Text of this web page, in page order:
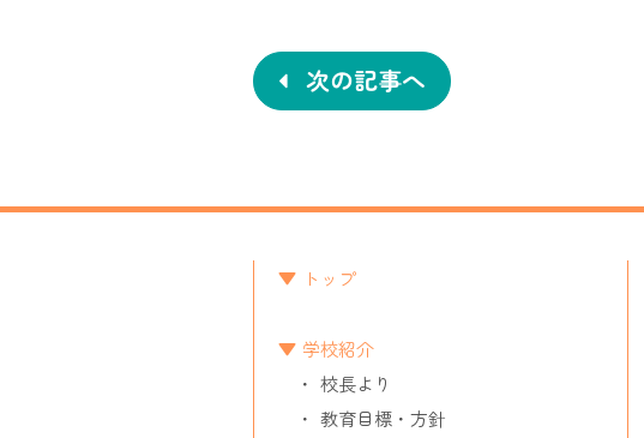
稿
ナ
ゲ
ー
シ
ョ
ン
次の記事へ
トップ
学校紹介
校長より
教育目標・方針